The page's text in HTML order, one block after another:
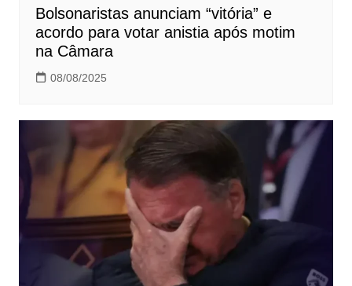
Bolsonaristas anunciam “vitória” e
acordo para votar anistia após motim
na Câmara
08/08/2025